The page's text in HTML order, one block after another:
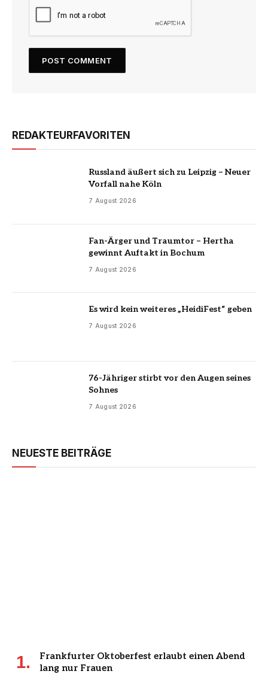
REDAKTEURFAVORITEN
Russland äußert sich zu Leipzig – Neuer
Vorfall nahe Köln
7 August 2026
Fan-Ärger und Traumtor – Hertha
gewinnt Auftakt in Bochum
7 August 2026
Es wird kein weiteres „HeidiFest“ geben
7 August 2026
76-Jähriger stirbt vor den Augen seines
Sohnes
7 August 2026
NEUESTE BEITRÄGE
Frankfurter Oktoberfest erlaubt einen Abend
lang nur Frauen